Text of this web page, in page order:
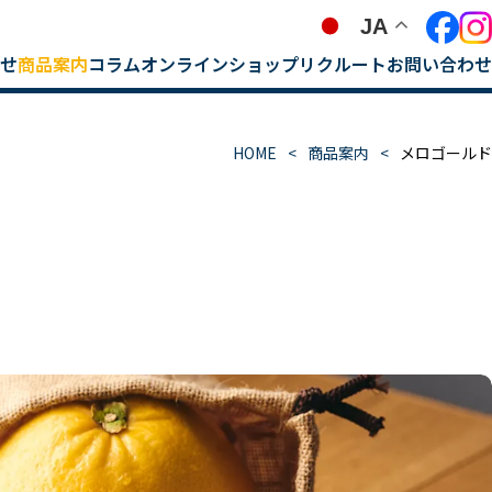
JA
商品案内コラムオンラインショップリクルートお問い合わせ
HOME 商品案内 メロゴールド